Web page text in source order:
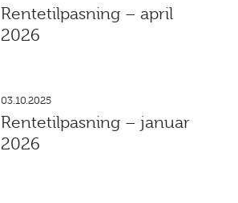
Rentetilpasning – april
2026
03.10.2025
Rentetilpasning – januar
2026